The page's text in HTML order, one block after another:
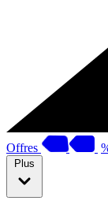
Offres
Plus